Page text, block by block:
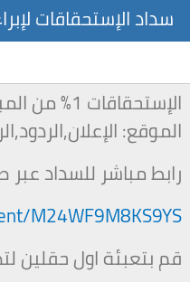
سداد الإستحقاقات
الموقع:
رابط مباشر للسداد عبر
M24WF9M8KS9YS
قم بتعبئة اول حقلين